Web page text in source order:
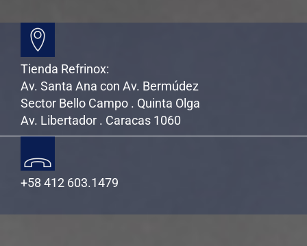
Tienda Refrinox:
Av. Santa Ana con Av. Bermúdez
Sector Bello Campo . Quinta Olga
Av. Libertador . Caracas 1060
+58 412 603.1479